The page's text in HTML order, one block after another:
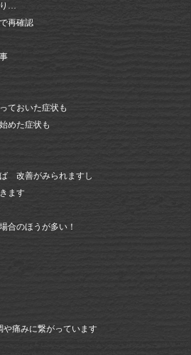
…
再確認
ておいた症状も
めた症状も
改善がみられますし
ます
合のほうが多い！
痛みに繋がっています